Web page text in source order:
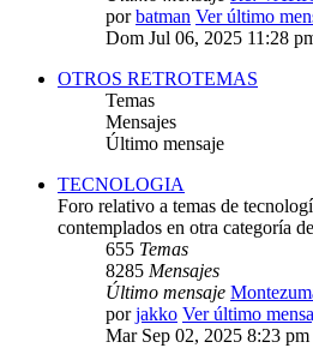
porbatman Ver último
Dom Jul 06, 2025 11:28
OTROS RETROTEMAS
Temas
Mensajes
Último mensaje
TECNOLOGIA
Foro relativo a temas de
contemplados en otra categoría
655 Temas
8285 Mensajes
Último mensaje
porjakko Ver último
Mar Sep 02, 2025 8:23 pm